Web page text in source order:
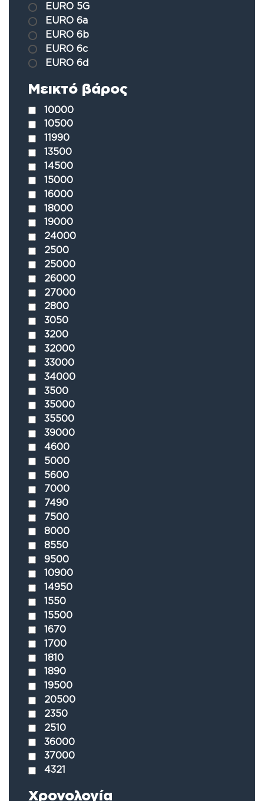
EURO 5G
EURO 6a
EURO 6b
EURO 6c
EURO 6d
Μεικτό βάρος
10000
10500
11990
13500
14500
15000
16000
18000
19000
24000
2500
25000
26000
27000
2800
3050
3200
32000
33000
34000
3500
35000
35500
39000
4600
5000
5600
7000
7490
7500
8000
8550
9500
10900
14950
1550
15500
1670
1700
1810
1890
19500
20500
2350
2510
36000
37000
4321
Χρονολογία